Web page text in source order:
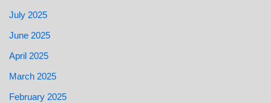
July 2025
June 2025
April 2025
March 2025
February 2025